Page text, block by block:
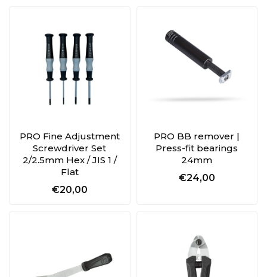
PRO Fine Adjustment
Screwdriver Set
2/2.5mm Hex / JIS 1 /
Flat
€20,00
PRO BB remover |
Press-fit bearings
24mm
€24,00